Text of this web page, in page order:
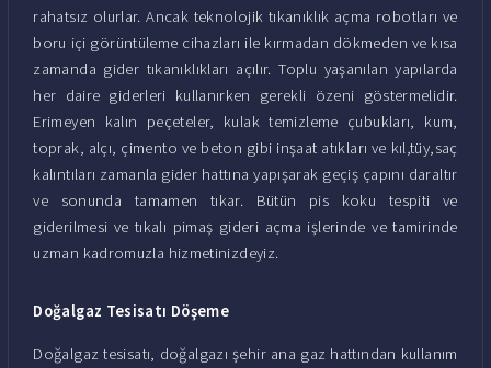
rahatsız olurlar. Ancak teknolojik tıkanıklık açma robotları ve
boru içi görüntüleme cihazları ile kırmadan dökmeden ve kısa
zamanda gider tıkanıklıkları açılır. Toplu yaşanılan yapılarda
her daire giderleri kullanırken gerekli özeni göstermelidir.
Erimeyen kalın peçeteler, kulak temizleme çubukları, kum,
toprak, alçı, çimento ve beton gibi inşaat atıkları ve kıl,tüy,saç
kalıntıları zamanla gider hattına yapışarak geçiş çapını daraltır
ve sonunda tamamen tıkar. Bütün pis koku tespiti ve
giderilmesi ve tıkalı pimaş gideri açma işlerinde ve tamirinde
uzman kadromuzla hizmetinizdeyiz.
Doğalgaz Tesisatı Döşeme
Doğalgaz tesisatı, doğalgazı şehir ana gaz hattından kullanım